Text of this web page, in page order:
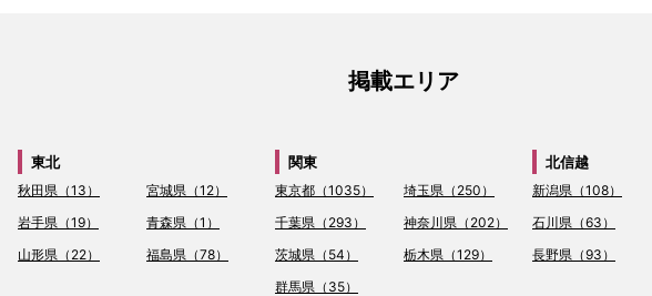
掲載エリア
東北
秋田県（13）
宮城県（12）
岩手県（19）
青森県（1）
山形県（22）
福島県（78）
関東
東京都（1035）
埼玉県（250）
千葉県（293）
神奈川県（202）
茨城県（54）
栃木県（129）
群馬県（35）
北信越
新潟県（108）
石川県（63）
長野県（93）